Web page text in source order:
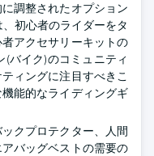
調整されたオプション
初心者のライダーをタ
アクセサリーキットの
バイク)のコミュニティ
ィングに注目すべきこ
能的なライディングギ
クプロテクター、人間
バッグベストの需要の